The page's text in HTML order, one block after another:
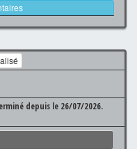
depuis le 26/07/2026.